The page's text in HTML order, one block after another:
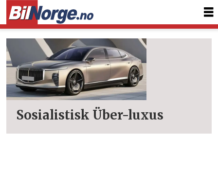
Tag:
vietnam
Sosialistisk Über-luxus